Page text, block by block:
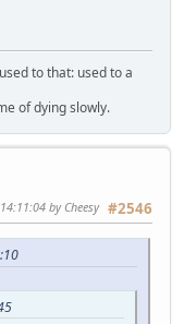
to that: used to a
of dying slowly.
#2546
by Cheesy